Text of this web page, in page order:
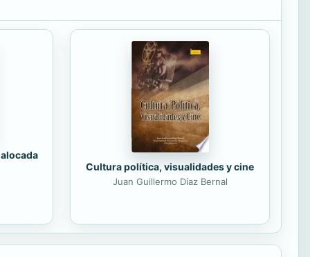
Cultura política, visualidades y cine
Juan Guillermo Díaz Bernal